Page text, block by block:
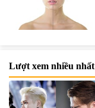
Lượt xem nhiều nhất